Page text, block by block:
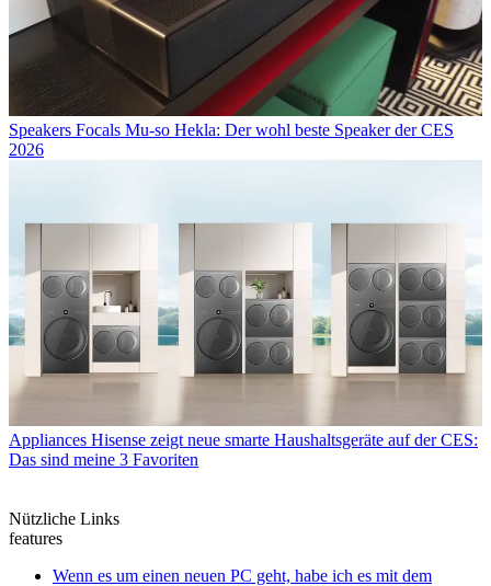
Speakers Focals Mu-so Hekla: Der wohl beste Speaker der CES
2026
Appliances Hisense zeigt neue smarte Haushaltsgeräte auf der CES:
Das sind meine 3 Favoriten
Nützliche Links
features
Wenn es um einen neuen PC geht, habe ich es mit dem